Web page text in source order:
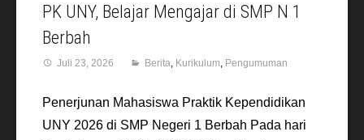
PK UNY, Belajar Mengajar di SMP N 1
Berbah
Juli 23, 2026 Berita, Kurikulum, Pengumuman
Penerjunan Mahasiswa Praktik Kependidikan
UNY 2026 di SMP Negeri 1 Berbah Pada hari